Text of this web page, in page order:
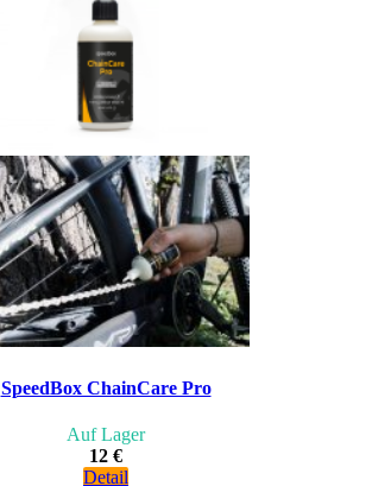
SpeedBox ChainCare Pro
Auf Lager
12 €
Detail